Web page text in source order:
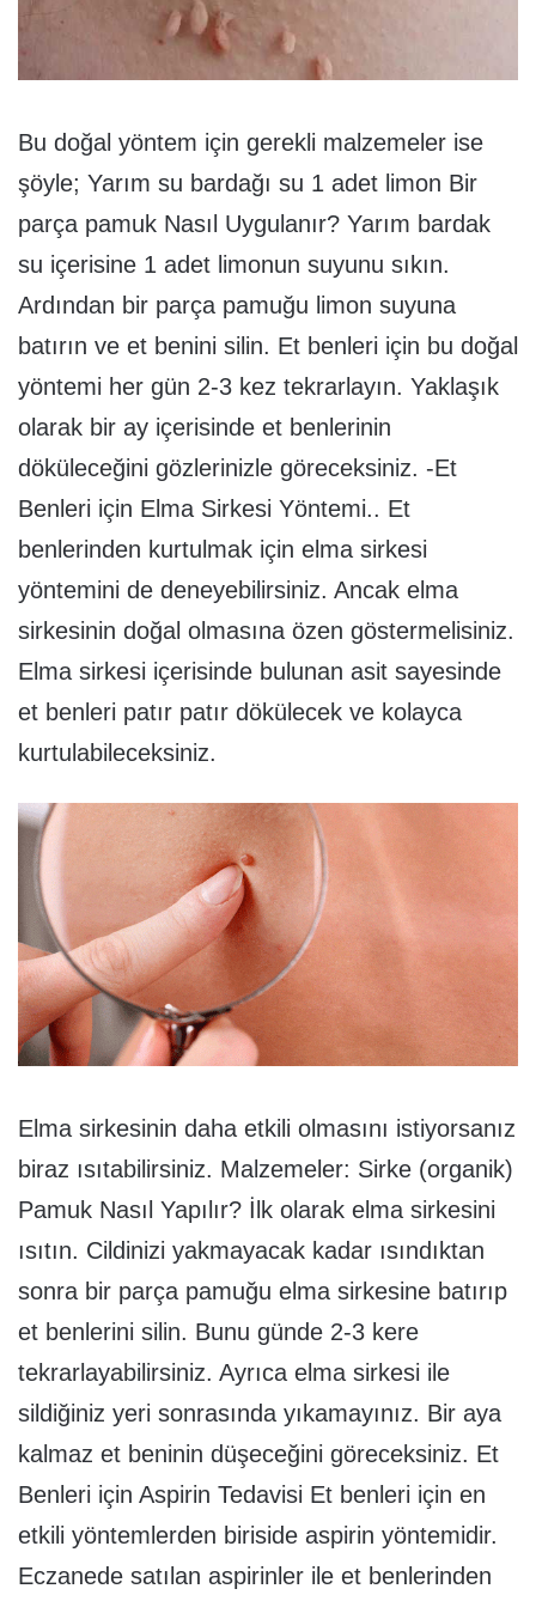
Bu doğal yöntem için gerekli malzemeler ise
şöyle; Yarım su bardağı su 1 adet limon Bir
parça pamuk Nasıl Uygulanır? Yarım bardak
su içerisine 1 adet limonun suyunu sıkın.
Ardından bir parça pamuğu limon suyuna
batırın ve et benini silin. Et benleri için bu doğal
yöntemi her gün 2-3 kez tekrarlayın. Yaklaşık
olarak bir ay içerisinde et benlerinin
döküleceğini gözlerinizle göreceksiniz. -Et
Benleri için Elma Sirkesi Yöntemi.. Et
benlerinden kurtulmak için elma sirkesi
yöntemini de deneyebilirsiniz. Ancak elma
sirkesinin doğal olmasına özen göstermelisiniz.
Elma sirkesi içerisinde bulunan asit sayesinde
et benleri patır patır dökülecek ve kolayca
kurtulabileceksiniz.
Elma sirkesinin daha etkili olmasını istiyorsanız
biraz ısıtabilirsiniz. Malzemeler: Sirke (organik)
Pamuk Nasıl Yapılır? İlk olarak elma sirkesini
ısıtın. Cildinizi yakmayacak kadar ısındıktan
sonra bir parça pamuğu elma sirkesine batırıp
et benlerini silin. Bunu günde 2-3 kere
tekrarlayabilirsiniz. Ayrıca elma sirkesi ile
sildiğiniz yeri sonrasında yıkamayınız. Bir aya
kalmaz et beninin düşeceğini göreceksiniz. Et
Benleri için Aspirin Tedavisi Et benleri için en
etkili yöntemlerden biriside aspirin yöntemidir.
Eczanede satılan aspirinler ile et benlerinden